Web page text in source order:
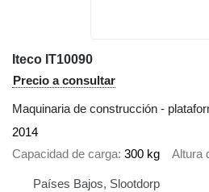
Iteco IT10090
Precio a consultar
Maquinaria de construcción -
2014
Capacidad de carga 300 kg Altura
Países Bajos, Slootdorp